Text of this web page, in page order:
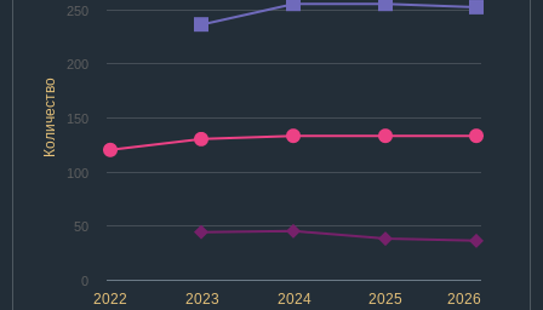
Количество
2022 2024 2026
2023 2025
0
50
100
150
200
250